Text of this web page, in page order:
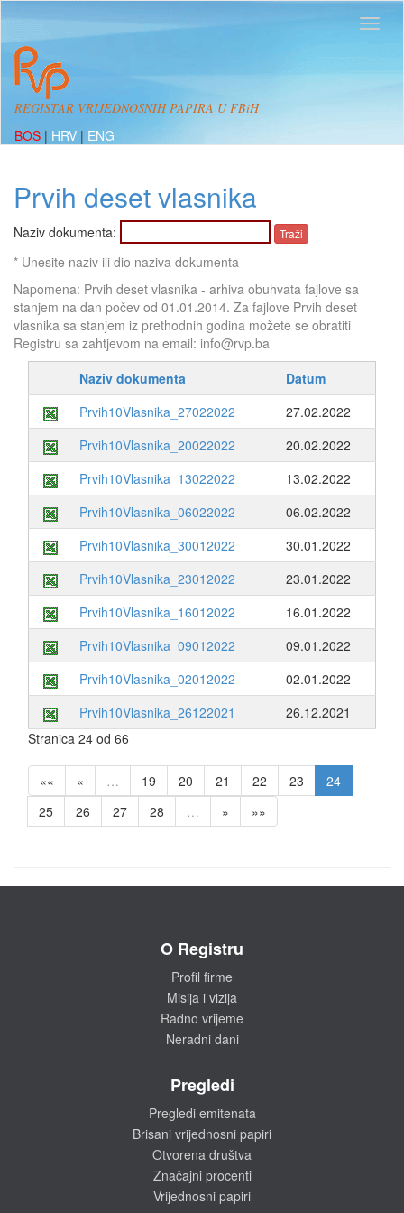
REGISTAR VRIJEDNOSNIH PAPIRA U FBiH
BOS | HRV | ENG
Prvih deset vlasnika
Naziv dokumenta:
* Unesite naziv ili dio naziva dokumenta
Napomena: Prvih deset vlasnika - arhiva obuhvata fajlove sa
stanjem na dan počev od 01.01.2014. Za fajlove Prvih deset
vlasnika sa stanjem iz prethodnih godina možete se obratiti
Registru sa zahtjevom na email: info@rvp.ba
Naziv dokumenta
Datum
Prvih10Vlasnika_27022022
27.02.2022
Prvih10Vlasnika_20022022
20.02.2022
Prvih10Vlasnika_13022022
13.02.2022
Prvih10Vlasnika_06022022
06.02.2022
Prvih10Vlasnika_30012022
30.01.2022
Prvih10Vlasnika_23012022
23.01.2022
Prvih10Vlasnika_16012022
16.01.2022
Prvih10Vlasnika_09012022
09.01.2022
Prvih10Vlasnika_02012022
02.01.2022
Prvih10Vlasnika_26122021
26.12.2021
Stranica 24 od 66
«« « … 19 20 21 22 23
24
25
26 27 28 … » »»
O Registru
Profil firme
Misija i vizija
Radno vrijeme
Neradni dani
Pregledi
Pregledi emitenata
Brisani vrijednosni papiri
Otvorena društva
Značajni procenti
Vrijednosni papiri